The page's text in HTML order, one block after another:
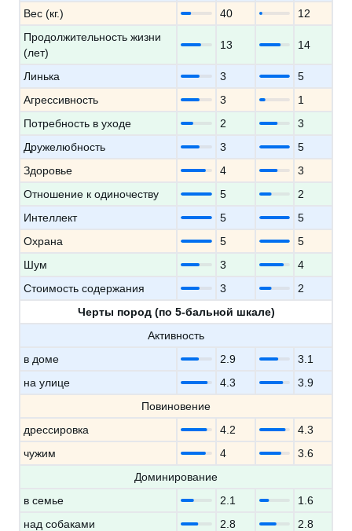
Вес (кг.)
40
12
Продолжительность жизни
(лет)
13 14
Линька 3
5
Агрессивность
3
1
Потребность в уходе
2
3
Дружелюбность
3
5
Здоровье
4
3
Отношение к одиночеству
5
2
Интеллект
5
5
Охрана
5
5
Шум
3
4
Стоимость содержания
3
2
Черты пород (по 5-бальной шкале)
Активность
в доме
2.9
3.1
на улице
4.3
3.9
Повиновение
дрессировка
4.2
4.3
чужим
4
3.6
Доминирование
в семье
2.1
1.6
над собаками
2.8
2.8